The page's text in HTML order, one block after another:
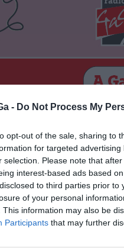
- Do Not Process My
opt-out of the sale, sharing to
for targeted
selection. Please note that
interest-based ads based
to third parties prior
of your personal
This information may also be
Participants that may further
szóló, két éjszakás
wellnessbelépőjének